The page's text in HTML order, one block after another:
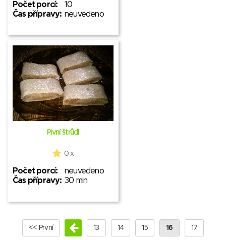
Počet porcí:
10
Čas přípravy: neuvedeno
Pivní štrůdl
0 x
Počet porcí:
neuvedeno
Čas přípravy: 30 min
<< První 13 14 15 16 17